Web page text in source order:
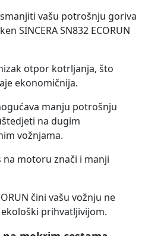
vašu potrošnju goriva
SINCERA SN832 ECORUN
otpor kotrljanja, što
ekonomičnija.
manju potrošnju
na dugim
vožnjama.
motoru znači i manji
čini vašu vožnju ne
prihvatljivijom.